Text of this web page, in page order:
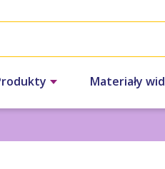
Materiały